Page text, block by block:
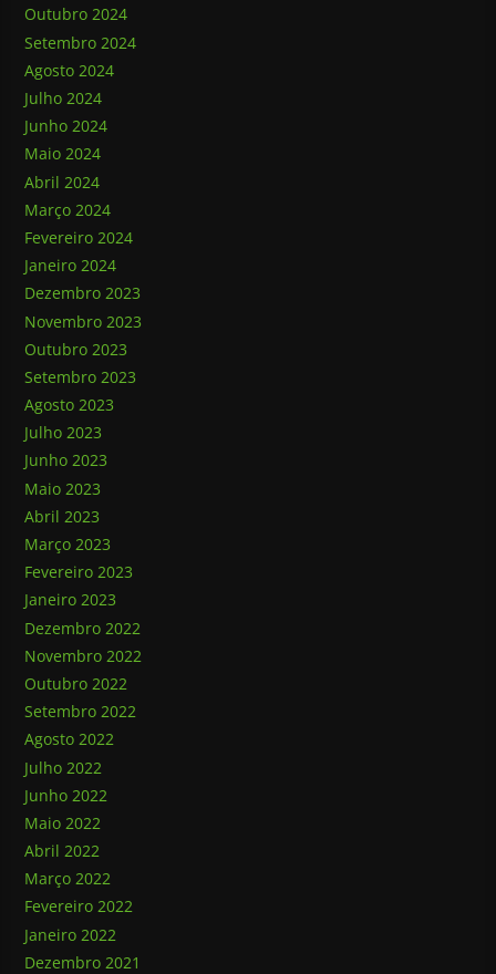
Outubro 2024
Setembro 2024
Agosto 2024
Julho 2024
Junho 2024
Maio 2024
Abril 2024
Março 2024
Fevereiro 2024
Janeiro 2024
Dezembro 2023
Novembro 2023
Outubro 2023
Setembro 2023
Agosto 2023
Julho 2023
Junho 2023
Maio 2023
Abril 2023
Março 2023
Fevereiro 2023
Janeiro 2023
Dezembro 2022
Novembro 2022
Outubro 2022
Setembro 2022
Agosto 2022
Julho 2022
Junho 2022
Maio 2022
Abril 2022
Março 2022
Fevereiro 2022
Janeiro 2022
Dezembro 2021